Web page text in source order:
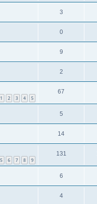
3
0
9
2
1 2 3 4 5
67
5
14
5 6 7 8 9
131
6
4